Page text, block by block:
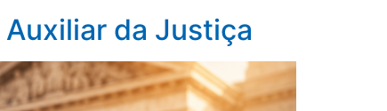
da Justiça